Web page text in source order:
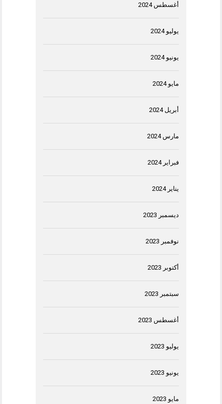
أغسطس 2024
يوليو 2024
يونيو 2024
مايو 2024
أبريل 2024
مارس 2024
فبراير 2024
يناير 2024
ديسمبر 2023
نوفمبر 2023
أكتوبر 2023
سبتمبر 2023
أغسطس 2023
يوليو 2023
يونيو 2023
مايو 2023